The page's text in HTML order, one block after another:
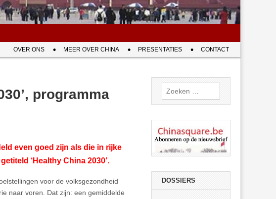
OVER ONS MEER OVER CHINA PRESENTATIES CONTACT
programma
even goed zijn als die in rijke
‘Healthy China 2030’.
voor de volksgezondheid
naar voren. Dat zijn: een gemiddelde
Zoeken
naar:
DOSSIERS